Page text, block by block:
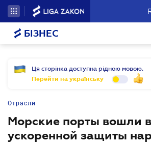
БІЗНЕС
Ця сторінка доступна рідною мовою.
Перейти на українську
Отрасли
Морские порты вошли
ускоренной защиты